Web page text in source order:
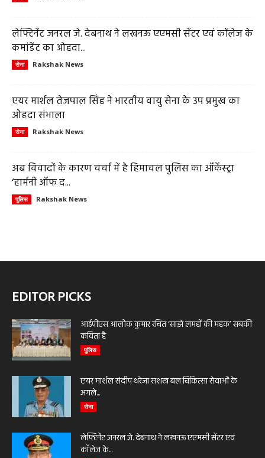
लेफ्टिनेंट जनरल जे. देबनाथ ने लखनऊ एएमसी सेंटर एवं कॉलेज के
कमांडेंट का ओहदा...
सेना Rakshak News
एयर मार्शल तेजपाल सिंह ने भारतीय वायु सेना के उप प्रमुख का
ओहदा संभाला
सेना Rakshak News
अब विवादों के कारण चर्चा में है हिमाचल पुलिस का ऑर्केस्ट्रा
‘हार्मनी ऑफ द...
पुलिस Rakshak News
EDITOR PICKS
आईपीएस आलोक कुमार रचित ‘साझे लमहों की महक’ सबकी
कविता है
पुलिस
एयर मार्शल संदीप थरेजा सशस्त्र बल चिकित्सा सेवाओं के
अगले...
सेना
लेफ्टिनेंट जनरल जे. देबनाथ ने लखनऊ एएमसी सेंटर एवं
कॉलेज के...